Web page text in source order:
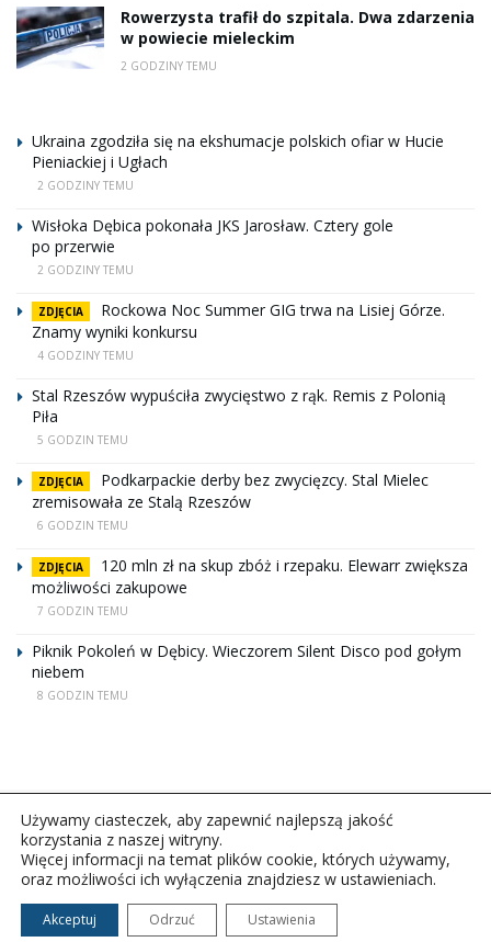
Rowerzysta trafił do szpitala. Dwa zdarzenia
w powiecie mieleckim
2 GODZINY TEMU
Ukraina zgodziła się na ekshumacje polskich ofiar w Hucie
Pieniackiej i Ugłach
2 GODZINY TEMU
Wisłoka Dębica pokonała JKS Jarosław. Cztery gole
po przerwie
2 GODZINY TEMU
ZDJĘCIA
Rockowa Noc Summer GIG trwa na Lisiej Górze.
Znamy wyniki konkursu
4 GODZINY TEMU
Stal Rzeszów wypuściła zwycięstwo z rąk. Remis z Polonią
Piła
5 GODZIN TEMU
ZDJĘCIA
Podkarpackie derby bez zwycięzcy. Stal Mielec
zremisowała ze Stalą Rzeszów
6 GODZIN TEMU
ZDJĘCIA
120 mln zł na skup zbóż i rzepaku. Elewarr zwiększa
możliwości zakupowe
7 GODZIN TEMU
Piknik Pokoleń w Dębicy. Wieczorem Silent Disco pod gołym
niebem
8 GODZIN TEMU
Copyright © 2026Polskie Radio Rzeszów S.A. w likwidacj.
Wszelkie prawa zastrzeżone.
Używamy ciasteczek, aby zapewnić najlepszą jakość
korzystania z naszej witryny.
Więcej informacji na temat plików cookie, których używamy,
oraz możliwości ich wyłączenia znajdziesz w ustawieniach.
Akceptuj Odrzuć Ustawienia